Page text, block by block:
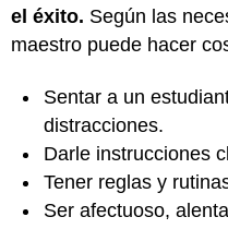
el éxito. Según las
maestro puede hacer
Sentar a un
distracciones.
Darle instrucciones
Tener reglas y
Ser afectuoso,